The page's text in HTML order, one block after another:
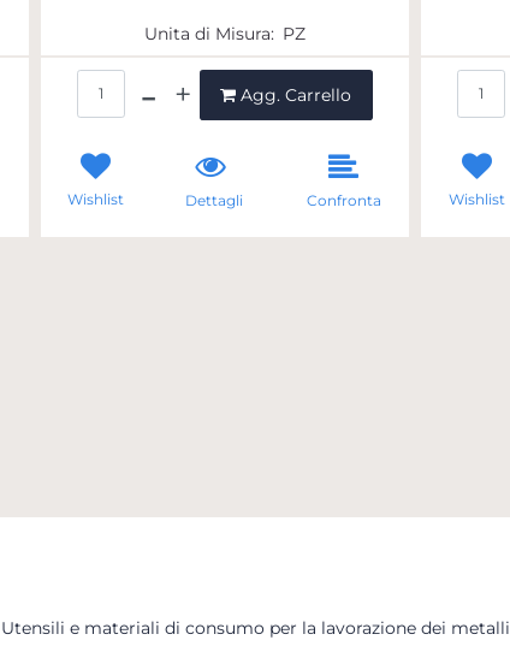
Unita di Misura: PZ
Agg. Carrello
Wishlist Dettagli Confronta Wishlist
e materiali di consumo per la lavorazione dei metalli